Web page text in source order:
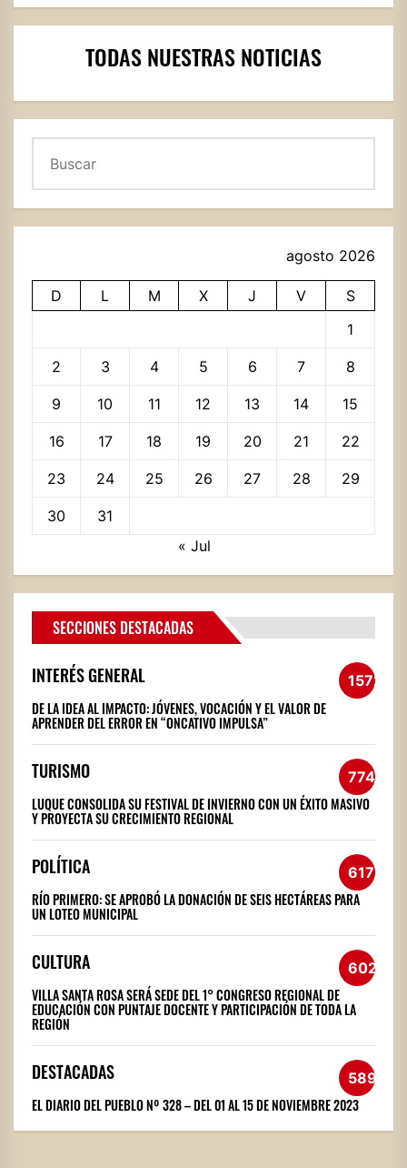
TODAS NUESTRAS NOTICIAS
agosto 2026
D L M X J V
S
1
2 3 4 5 6 7 8
9 10 11 12 13 14 15
16 17 18 19 20 21 22
23 24 25 26 27 28 29
30
31
« Jul
SECCIONES DESTACADAS
INTERÉS GENERAL 1572
DE LA IDEA AL IMPACTO: JÓVENES, VOCACIÓN Y EL VALOR DE
APRENDER DEL ERROR EN “ONCATIVO IMPULSA”
TURISMO 774
LUQUE CONSOLIDA SU FESTIVAL DE INVIERNO CON UN ÉXITO MASIVO
Y PROYECTA SU CRECIMIENTO REGIONAL
POLÍTICA 617
RÍO PRIMERO: SE APROBÓ LA DONACIÓN DE SEIS HECTÁREAS PARA
UN LOTEO MUNICIPAL
CULTURA 602
VILLA SANTA ROSA SERÁ SEDE DEL 1° CONGRESO REGIONAL DE
EDUCACIÓN CON PUNTAJE DOCENTE Y PARTICIPACIÓN DE TODA LA
REGIÓN
DESTACADAS 589
EL DIARIO DEL PUEBLO Nº 328 – DEL 01 AL 15 DE NOVIEMBRE 2023